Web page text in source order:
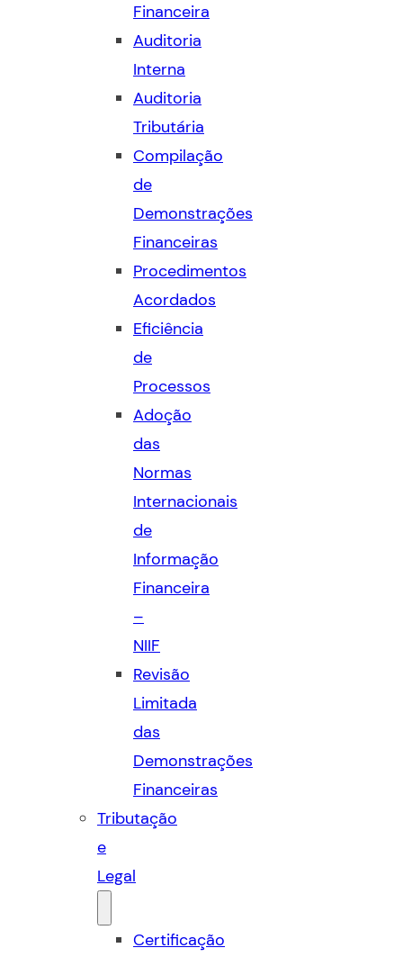
Financeira
Auditoria
Interna
Auditoria
Tributária
Compilação
de
Demonstrações
Financeiras
Procedimentos
Acordados
Eficiência
de
Processos
Adoção
das
Normas
Internacionais
de
Informação
Financeira
–
NIIF
Revisão
Limitada
das
Demonstrações
Financeiras
Tributação
e
Legal
Certificação